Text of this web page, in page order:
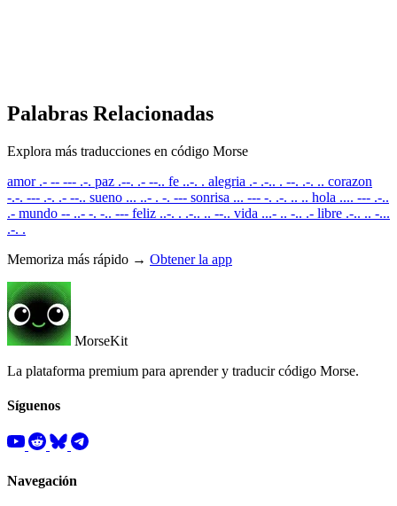
Palabras Relacionadas
Explora más traducciones en código Morse
amor .- -- --- .-. paz .--. .- --.. fe ..-. . alegria .- .-.. . --. .-. .. corazon
-.-. --- .-. .- --.. sueno ... ..- . -. --- sonrisa ... --- -. .-. .. .. hola .... --- .-..
.- mundo -- ..- -. -.. --- feliz ..-. . .-.. .. --.. vida ...- .. -.. .- libre .-.. .. -...
.-. .
Memoriza más rápido → Obtener la app
MorseKit
La plataforma premium para aprender y traducir código Morse.
Síguenos
Navegación